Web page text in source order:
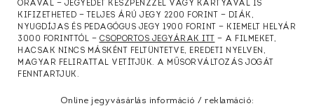
ÓRÁVAL — JEGYEDET KÉSZPÉNZZEL VAGY KÁRTYÁVAL IS
KIFIZETHETED — TELJES ÁRÚ JEGY 2200 FORINT — DIÁK,
NYUGDÍJAS ÉS PEDAGÓGUS JEGY 1900 FORINT — KIEMELT HELYÁR
3000 FORINTTÓL — CSOPORTOS JEGYÁRAK ITT
— A FILMEKET,
HACSAK NINCS MÁSKÉNT FELTÜNTETVE, EREDETI NYELVEN,
MAGYAR FELIRATTAL VETÍTJÜK. A MŰSORVÁLTOZÁS JOGÁT
FENNTARTJUK.
Online jegyvásárlás információ / reklamáció: